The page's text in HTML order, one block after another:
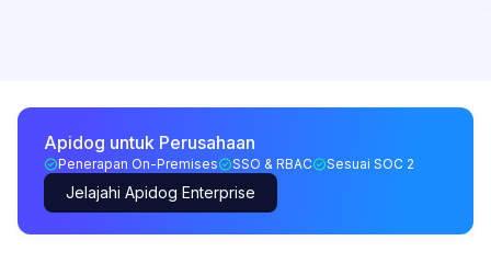
Apidog untuk Perusahaan
Penerapan On-Premises SSO & RBAC Sesuai SOC 2
Jelajahi Apidog Enterprise